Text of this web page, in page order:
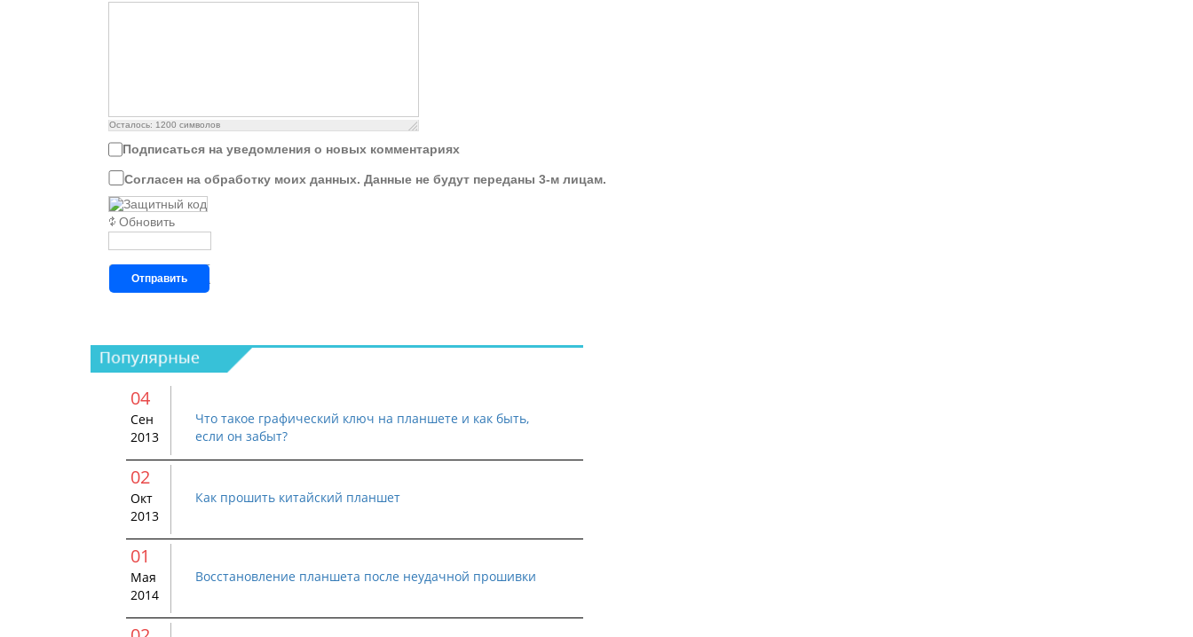
Осталось: 1200 символов
Подписаться на уведомления о новых комментариях
Согласен на обработку моих данных. Данные не будут переданы 3-м лицам.
Обновить
Отправить
04
Сен
2013
Что такое графический ключ на планшете и как быть,
если он забыт?
02
Окт
2013
Как прошить китайский планшет
01
Мая
2014
Восстановление планшета после неудачной прошивки